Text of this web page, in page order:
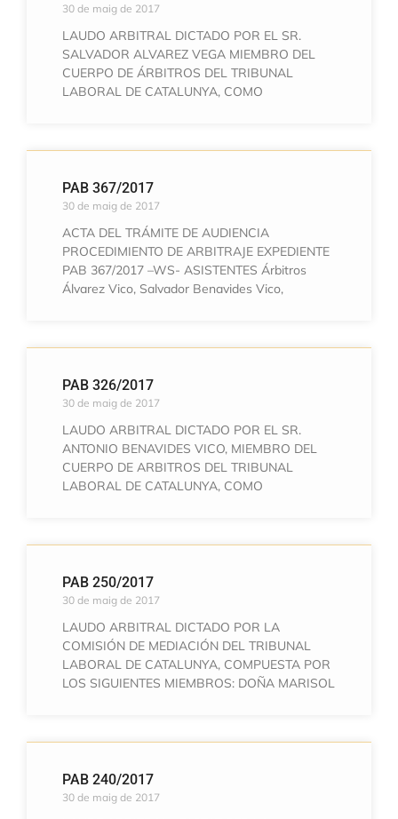
30 de maig de 2017
LAUDO ARBITRAL DICTADO POR EL SR.
SALVADOR ALVAREZ VEGA MIEMBRO DEL
CUERPO DE ÁRBITROS DEL TRIBUNAL
LABORAL DE CATALUNYA, COMO
PAB 367/2017
30 de maig de 2017
ACTA DEL TRÁMITE DE AUDIENCIA
PROCEDIMIENTO DE ARBITRAJE EXPEDIENTE
PAB 367/2017 –WS- ASISTENTES Árbitros
Álvarez Vico, Salvador Benavides Vico,
PAB 326/2017
30 de maig de 2017
LAUDO ARBITRAL DICTADO POR EL SR.
ANTONIO BENAVIDES VICO, MIEMBRO DEL
CUERPO DE ARBITROS DEL TRIBUNAL
LABORAL DE CATALUNYA, COMO
PAB 250/2017
30 de maig de 2017
LAUDO ARBITRAL DICTADO POR LA
COMISIÓN DE MEDIACIÓN DEL TRIBUNAL
LABORAL DE CATALUNYA, COMPUESTA POR
LOS SIGUIENTES MIEMBROS: DOÑA MARISOL
PAB 240/2017
30 de maig de 2017